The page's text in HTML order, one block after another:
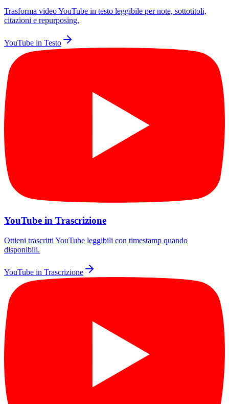
Trasforma video YouTube in testo leggibile per note, sottotitoli,
citazioni e repurposing.
YouTube in Testo
YouTube in Trascrizione
Ottieni trascritti YouTube leggibili con timestamp quando
disponibili.
YouTube in Trascrizione